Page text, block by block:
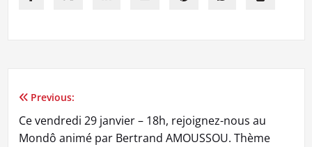
Navigation
de
Previous:
Ce vendredi 29 janvier – 18h, rejoignez-nous au
Mondô animé par Bertrand AMOUSSOU. Thème